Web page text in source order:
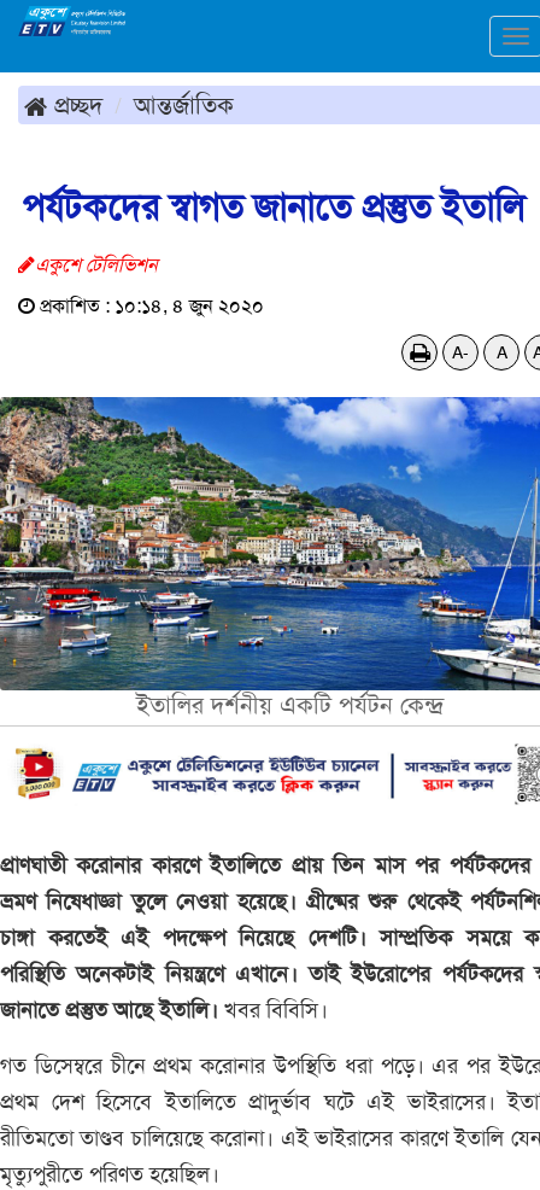
প্রচ্ছদ আন্তর্জাতিক
পর্যটকদের স্বাগত জানাতে প্রস্তুত ইতালি
একুশে টেলিভিশন
প্রকাশিত : ১০:১৪, ৪ জুন ২০২০
A- A
ইতালির দর্শনীয় একটি পর্যটন কেন্দ্র
প্রাণঘাতী করোনার কারণে ইতালিতে প্রায় তিন মাস পর
ভ্রমণ নিষেধাজ্ঞা তুলে নেওয়া হয়েছে। গ্রীষ্মের শুরু থেকেই
চাঙ্গা করতেই এই পদক্ষেপ নিয়েছে দেশটি। সাম্প্রতিক সময়ে
পরিস্থিতি অনেকটাই নিয়ন্ত্রণে এখানে। তাই ইউরোপের পর্যটকদের
জানাতে প্রস্তুত আছে ইতালি। খবর বিবিসি।
গত ডিসেম্বরে চীনে প্রথম করোনার উপস্থিতি ধরা পড়ে। এর পর
প্রথম দেশ হিসেবে ইতালিতে প্রাদুর্ভাব ঘটে এই ভাইরাসের।
রীতিমতো তাণ্ডব চালিয়েছে করোনা। এই ভাইরাসের কারণে ইতালি
মৃত্যুপুরীতে পরিণত হয়েছিল।